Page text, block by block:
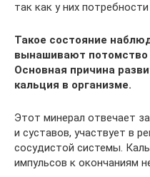
так как у них
Такое состояние
вынашивают потомство
Основная причина
кальция в организме.
Этот минерал отвечает
и суставов, участвует в
сосудистой системы.
импульсов к окончаниям